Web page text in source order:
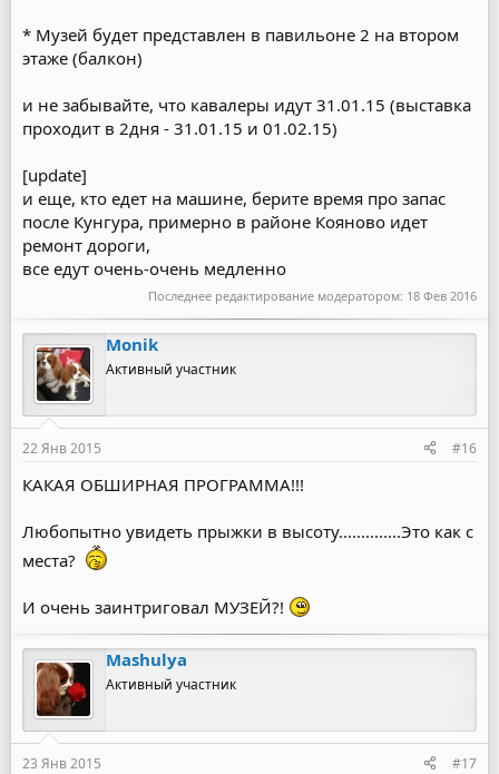
* Музей будет представлен в павильоне 2 на втором
этаже (балкон)
и не забывайте, что кавалеры идут 31.01.15 (выставка
проходит в 2дня - 31.01.15 и 01.02.15)
[update]
и еще, кто едет на машине, берите время про запас
после Кунгура, примерно в районе Кояново идет
ремонт дороги,
все едут очень-очень медленно
Последнее редактирование модератором: 18 Фев 2016
Monik
Активный участник
22 Янв 2015 #16
КАКАЯ ОБШИРНАЯ ПРОГРАММА!!!
Любопытно увидеть прыжки в высоту..............Это как с
места?
И очень заинтриговал МУЗЕЙ?!
Mashulya
Активный участник
23 Янв 2015 #17